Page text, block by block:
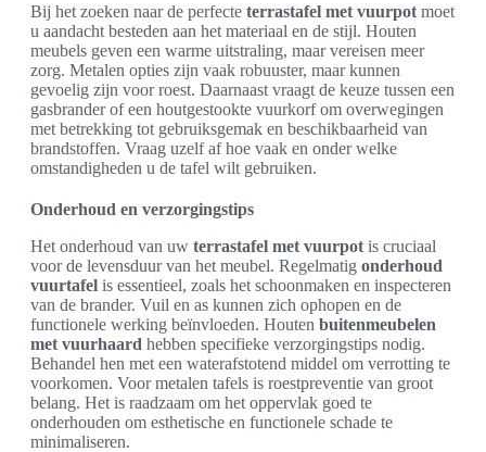
Bij het zoeken naar de perfecte terrastafel met vuurpot moet
u aandacht besteden aan het materiaal en de stijl. Houten
meubels geven een warme uitstraling, maar vereisen meer
zorg. Metalen opties zijn vaak robuuster, maar kunnen
gevoelig zijn voor roest. Daarnaast vraagt de keuze tussen een
gasbrander of een houtgestookte vuurkorf om overwegingen
met betrekking tot gebruiksgemak en beschikbaarheid van
brandstoffen. Vraag uzelf af hoe vaak en onder welke
omstandigheden u de tafel wilt gebruiken.
Onderhoud en verzorgingstips
Het onderhoud van uw terrastafel met vuurpot is cruciaal
voor de levensduur van het meubel. Regelmatig onderhoud
vuurtafel is essentieel, zoals het schoonmaken en inspecteren
van de brander. Vuil en as kunnen zich ophopen en de
functionele werking beïnvloeden. Houten buitenmeubelen
met vuurhaard hebben specifieke verzorgingstips nodig.
Behandel hen met een waterafstotend middel om verrotting te
voorkomen. Voor metalen tafels is roestpreventie van groot
belang. Het is raadzaam om het oppervlak goed te
onderhouden om esthetische en functionele schade te
minimaliseren.